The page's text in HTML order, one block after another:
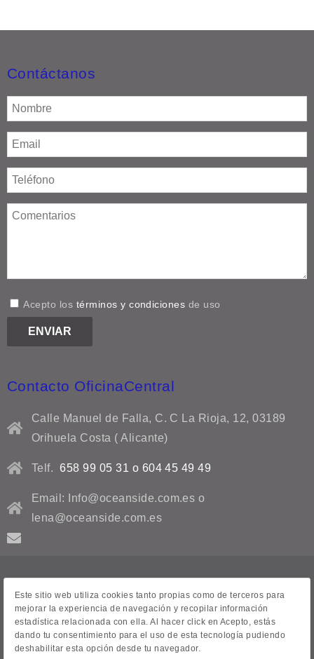
Contáctanos
Acepto los términos y condiciones de uso
Contacto OficinaCentral
Calle Manuel de Falla, C. C La Rioja, 12, 03189
Orihuela Costa ( Alicante)
Telf. 658 99 05 31 o 604 45 49 49
Email: Info@oceanside.com.es o
lena@oceanside.com.es
Contacto
Venta de casas
Este sitio web utiliza cookies tanto propias como de terceros para
mejorar la experiencia de navegación y recopilar información
estadística relacionada con ella. Al hacer click en Acepto, estás
dando tu consentimiento para el uso de esta tecnología pudiendo
deshabilitar esta opción desde tu navegador.